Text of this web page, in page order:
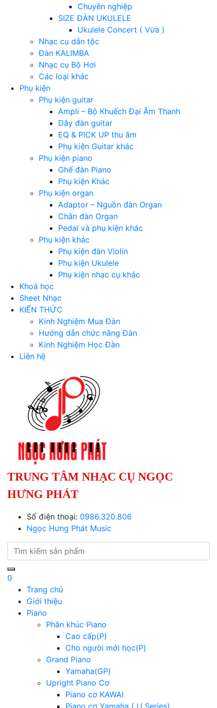
Chuyên nghiệp
SIZE ĐÀN UKULELE
Ukulele Concert ( Vừa )
Nhạc cụ dân tộc
Đàn KALIMBA
Nhạc cụ Bộ Hơi
Các loại khác
Phụ kiện
Phụ kiện guitar
Ampli – Bộ Khuếch Đại Âm Thanh
Dây đàn guitar
EQ & PICK UP thu âm
Phụ kiện Guitar khác
Phụ kiện piano
Ghế đàn Piano
Phụ kiện Khác
Phụ kiện organ
Adaptor – Nguồn đàn Organ
Chân đàn Organ
Pedal và phụ kiện khác
Phụ kiện khác
Phụ kiện đàn Violin
Phụ kiện Ukulele
Phụ kiện nhạc cụ khác
Khoá học
Sheet Nhạc
KIẾN THỨC
Kinh Nghiệm Mua Đàn
Hướng dẫn chức năng Đàn
Kinh Nghiệm Học Đàn
Liên hệ
TRUNG TÂM NHẠC CỤ NGỌC
HƯNG PHÁT
Số điện thoại: 0986.320.806
Ngọc Hưng Phát Music
0
Trang chủ
Giới thiệu
Piano
Phân khúc Piano
Cao cấp(P)
Cho người mới học(P)
Grand Piano
Yamaha(GP)
Upright Piano Cơ
Piano cơ KAWAI
Piano cơ Yamaha ( U Series)